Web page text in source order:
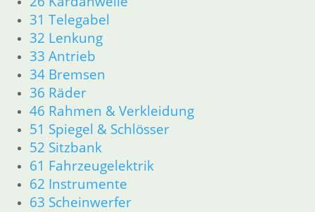
31 Telegabel
32 Lenkung
33 Antrieb
34 Bremsen
36 Räder
46 Rahmen & Verkleidung
51 Spiegel & Schlösser
52 Sitzbank
61 Fahrzeugelektrik
62 Instrumente
63 Scheinwerfer
Dichtungen
Kolben/Kolbenringe
Zylinderkopf
12 Motorelektrik
13 Vergaser
16 Tank
18 Auspuff
21 Kupplung
23 Getriebe
26 Kardanwelle
31 Telegabel
32 Lenkung
33 Antrieb